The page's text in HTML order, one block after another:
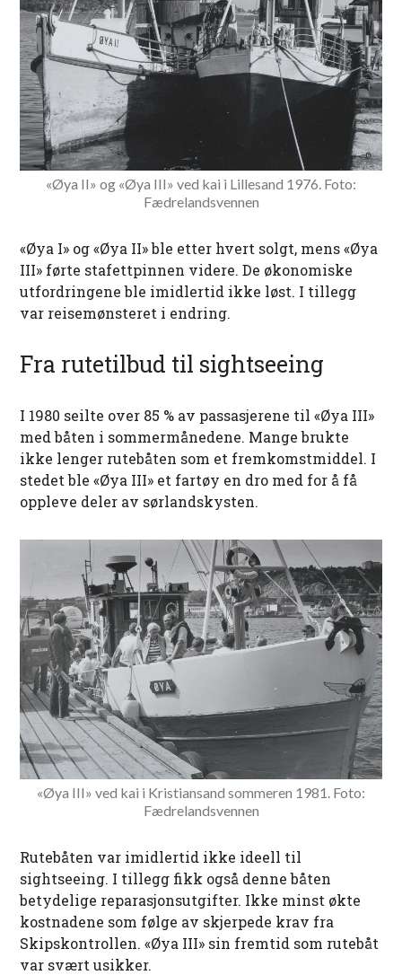
«Øya II» og «Øya III» ved kai i Lillesand 1976. Foto:
Fædrelandsvennen
«Øya I» og «Øya II» ble etter hvert solgt, mens «Øya
III» førte stafettpinnen videre. De økonomiske
utfordringene ble imidlertid ikke løst. I tillegg
var reisemønsteret i endring.
Fra rutetilbud til sightseeing
I 1980 seilte over 85 % av passasjerene til «Øya III»
med båten i sommermånedene. Mange brukte
ikke lenger rutebåten som et fremkomstmiddel. I
stedet ble «Øya III» et fartøy en dro med for å få
oppleve deler av sørlandskysten.
«Øya III» ved kai i Kristiansand sommeren 1981. Foto:
Fædrelandsvennen
Rutebåten var imidlertid ikke ideell til
sightseeing. I tillegg fikk også denne båten
betydelige reparasjonsutgifter. Ikke minst økte
kostnadene som følge av skjerpede krav fra
Skipskontrollen. «Øya III» sin fremtid som rutebåt
var svært usikker.